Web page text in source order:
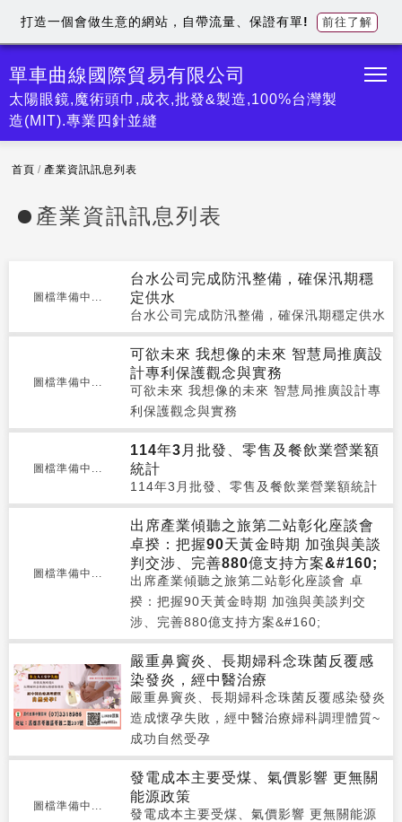
單車曲線國際貿易有限公司
太陽眼鏡,魔術頭巾,成衣,批發&製造,100%台灣製
造(MIT).專業四針並縫
首頁 / 產業資訊訊息列表
產業資訊訊息列表
圖檔準備中...
台水公司完成防汛整備，確保汛期穩
定供水
台水公司完成防汛整備，確保汛期穩定供水
圖檔準備中...
可欲未來 我想像的未來 智慧局推廣設
計專利保護觀念與實務
可欲未來 我想像的未來 智慧局推廣設計專
利保護觀念與實務
圖檔準備中...
114年3月批發、零售及餐飲業營業額
統計
114年3月批發、零售及餐飲業營業額統計
圖檔準備中...
出席產業傾聽之旅第二站彰化座談會
卓揆：把握90天黃金時期 加強與美談
判交涉、完善880億支持方案&#160;
出席產業傾聽之旅第二站彰化座談會 卓
揆：把握90天黃金時期 加強與美談判交
涉、完善880億支持方案&#160;
嚴重鼻竇炎、長期婦科念珠菌反覆感
染發炎，經中醫治療
嚴重鼻竇炎、長期婦科念珠菌反覆感染發炎
造成懷孕失敗，經中醫治療婦科調理體質~
成功自然受孕
圖檔準備中...
發電成本主要受煤、氣價影響 更無關
能源政策
發電成本主要受煤、氣價影響 更無關能源
打造一個會做生意的網站，自帶流量、保證有單! 前往了解